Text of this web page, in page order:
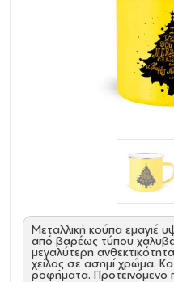
Μεταλλική κούπα εμαγιέ
από βαρέως τύπου
μεγαλύτερη
χείλος σε ασημί χρώμα.
ροφήματα. Προτεινόμενο